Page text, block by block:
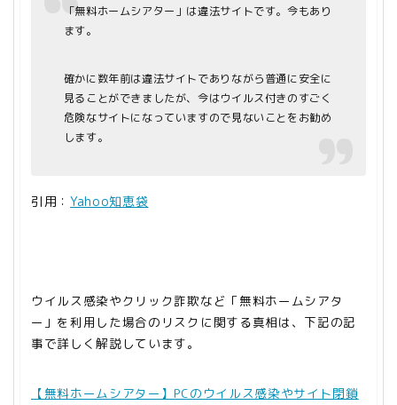
「無料ホームシアター」は違法サイトです。今もあり
ます。
確かに数年前は違法サイトでありながら普通に安全に
見ることができましたが、今はウイルス付きのすごく
危険なサイトになっていますので見ないことをお勧め
します。
引用：Yahoo知恵袋
ウイルス感染やクリック詐欺など「無料ホームシアタ
ー」を利用した場合のリスクに関する真相は、下記の記
事で詳しく解説しています。
【無料ホームシアター】PCのウイルス感染やサイト閉鎖